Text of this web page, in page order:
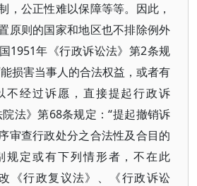
，公正性难以保障等等。因此，
原则的国家和地区也不排除例外
1951年《行政诉讼法》第2条规
损害当事人的合法权益，或者有
不经过诉愿，直接提起行政诉
法》第68条规定：“提起撤销诉
审查行政处分之合法性及合目的
规定或有下列情形者，不在此
《行政复议法》、《行政诉讼